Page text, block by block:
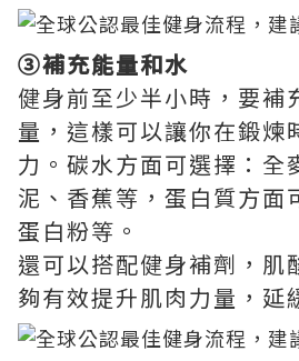
③補充能量和水
健身前至少半小時，要補
量，這樣可以讓你在鍛煉
力。碳水方面可選擇：全
泥、香蕉等，蛋白質方面
蛋白粉等。
還可以搭配健身補劑，肌
夠有效提升肌肉力量，延